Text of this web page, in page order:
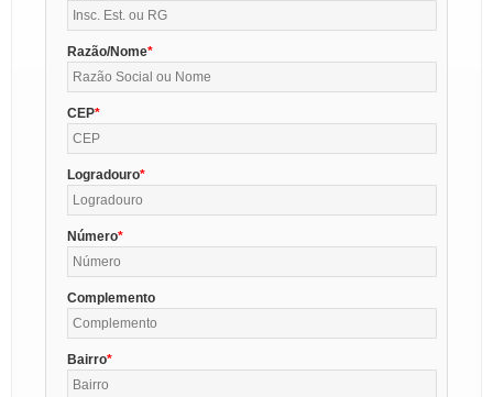
Razão/Nome
CEP
Logradouro
Número
Complemento
Bairro